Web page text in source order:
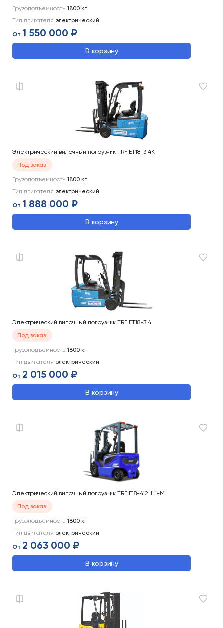
Грузоподъемность 1800 кг
Тип двигателя электрический
От 1 550 000 ₽
В корзину
Электрический вилочный погрузчик TRF ET18-3i4K
Под заказ
Грузоподъемность 1800 кг
Тип двигателя электрический
От 1 888 000 ₽
В корзину
Электрический вилочный погрузчик TRF ET18-3i4
Под заказ
Грузоподъемность 1800 кг
Тип двигателя электрический
От 2 015 000 ₽
В корзину
Электрический вилочный погрузчик TRF E18-4i2HLi-M
Под заказ
Грузоподъемность 1800 кг
Тип двигателя электрический
От 2 063 000 ₽
В корзину